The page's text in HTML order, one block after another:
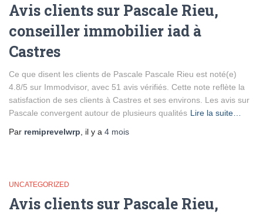
Avis clients sur Pascale Rieu,
conseiller immobilier iad à
Castres
Ce que disent les clients de Pascale Pascale Rieu est noté(e)
4.8/5 sur Immodvisor, avec 51 avis vérifiés. Cette note reflète la
satisfaction de ses clients à Castres et ses environs. Les avis sur
Pascale convergent autour de plusieurs qualités Lire la suite…
Par remiprevelwrp , il y a 4 mois
UNCATEGORIZED
Avis clients sur Pascale Rieu,